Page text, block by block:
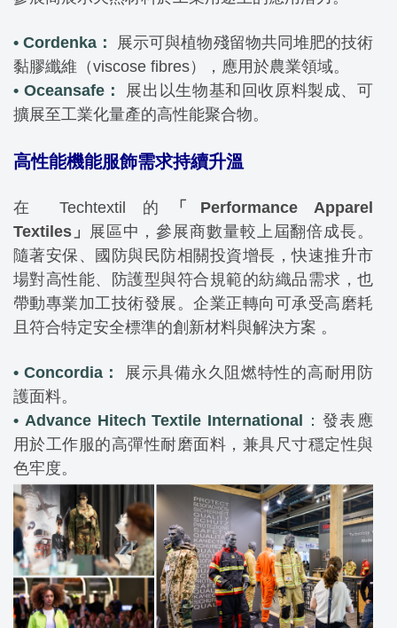
• Cordenka：
展示可與植物殘留物共同堆肥的技術
黏膠纖維（viscose fibres），應用於農業領域。
• Oceansafe：
展出以生物基和回收原料製成、可
擴展至工業化量產的高性能聚合物。
高性能機能服飾需求持續升溫
在 Techtextil 的
「Performance Apparel
Textiles」
展區中，參展商數量較上屆翻倍成長。
隨著安保、國防與民防相關投資增長，快速推升市
場對高性能、防護型與符合規範的紡織品需求，也
帶動專業加工技術發展。企業正轉向可承受高磨耗
且符合特定安全標準的創新材料與解決方案 。
• Concordia：
展示具備永久阻燃特性的高耐用防
護面料。
• Advance Hitech Textile International
： 發表應
用於工作服的高彈性耐磨面料，兼具尺寸穩定性與
色牢度。